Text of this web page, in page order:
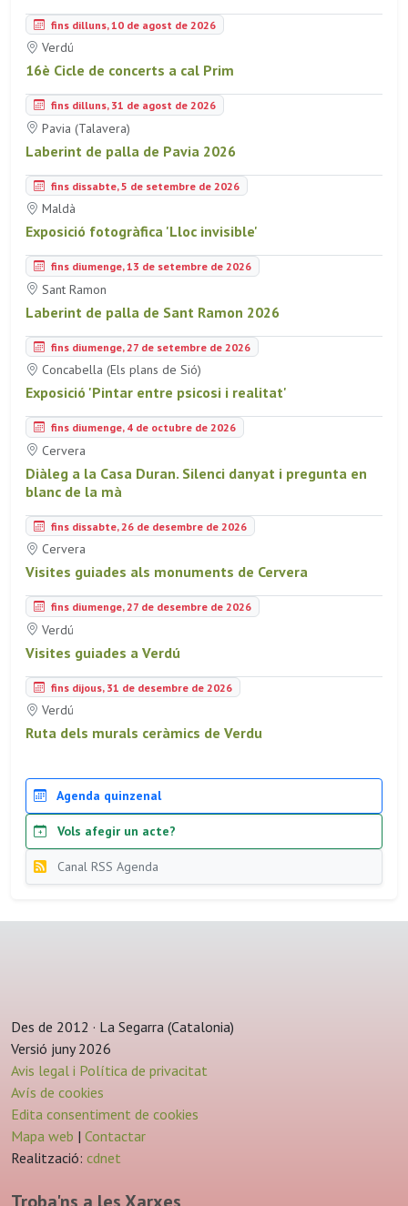
fins dilluns, 10 de agost de 2026
Verdú
16è Cicle de concerts a cal Prim
fins dilluns, 31 de agost de 2026
Pavia (Talavera)
Laberint de palla de Pavia 2026
fins dissabte, 5 de setembre de 2026
Maldà
Exposició fotogràfica 'Lloc invisible'
fins diumenge, 13 de setembre de 2026
Sant Ramon
Laberint de palla de Sant Ramon 2026
fins diumenge, 27 de setembre de 2026
Concabella (Els plans de Sió)
Exposició 'Pintar entre psicosi i realitat'
fins diumenge, 4 de octubre de 2026
Cervera
Diàleg a la Casa Duran. Silenci danyat i pregunta en
blanc de la mà
fins dissabte, 26 de desembre de 2026
Cervera
Visites guiades als monuments de Cervera
fins diumenge, 27 de desembre de 2026
Verdú
Visites guiades a Verdú
fins dijous, 31 de desembre de 2026
Verdú
Ruta dels murals ceràmics de Verdu
Agenda quinzenal
Vols afegir un acte?
Canal RSS Agenda
Des de 2012 · La Segarra (Catalonia)
Versió juny 2026
Avis legal i Política de privacitat
Avís de cookies
Edita consentiment de cookies
Mapa web | Contactar
Realització: cdnet